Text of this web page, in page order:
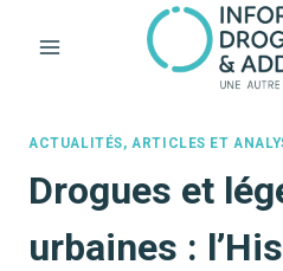
ACTUALITÉS, ARTICLES ET
Drogues et
urbaines :